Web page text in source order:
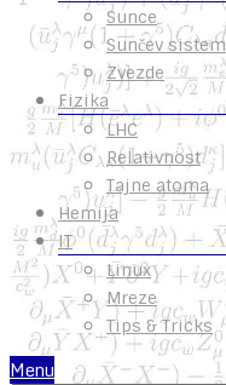
Sunce
Sunčev sistem
Zvezde
Fizika
LHC
Relativnost
Tajne atoma
Hemija
IT
Linux
Mreze
Tips & Tricks
Menu